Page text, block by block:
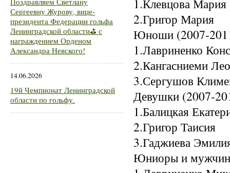
Сергеевну Журову, вице-
президента Федерации гольфа
Ленинградской области⛳ с
награждением Орденом
Александра Невского!
14.06.2026
19й Чемпионат Ленинградской
области по гольфу.
1.Клевцова
2.Григор
Юноши (2007-
1.Лавриненко
3.Сергушов
Девушки (2007-
1.Балицкая
2.Григор
3.Гаджиева
Юниоры и